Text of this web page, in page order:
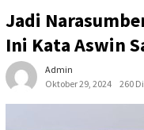
Jadi
Ini Kata Aswin
Admin
Oktober 29, 2024
260